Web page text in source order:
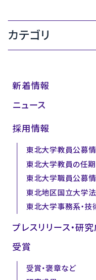
カテゴリ
新着情報
ニュース
採用情報
東北大学教員公募
東北大学教員の任
東北大学職員公募
東北地区国立大学
東北大学事務系・
プレスリリース・研
受賞
受賞・褒章など